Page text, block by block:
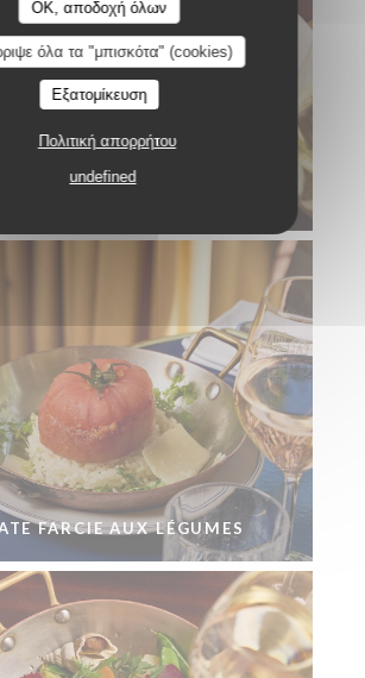
OK, αποδοχή όλων
όλα τα "μπισκότα" (cookies)
Εξατομίκευση
Πολιτική απορρήτου
undefined
FARCIE AUX LÉGUMES